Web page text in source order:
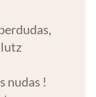
lutz
nudas !